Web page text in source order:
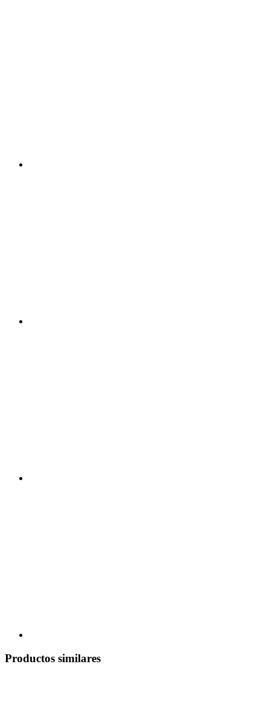
Productos similares